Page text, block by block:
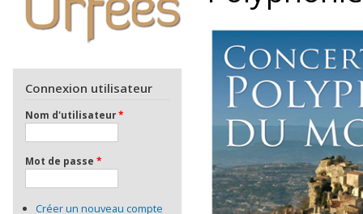
Connexion utilisateur
Nom d'utilisateur*
Mot de passe *
Créer un nouveau compte